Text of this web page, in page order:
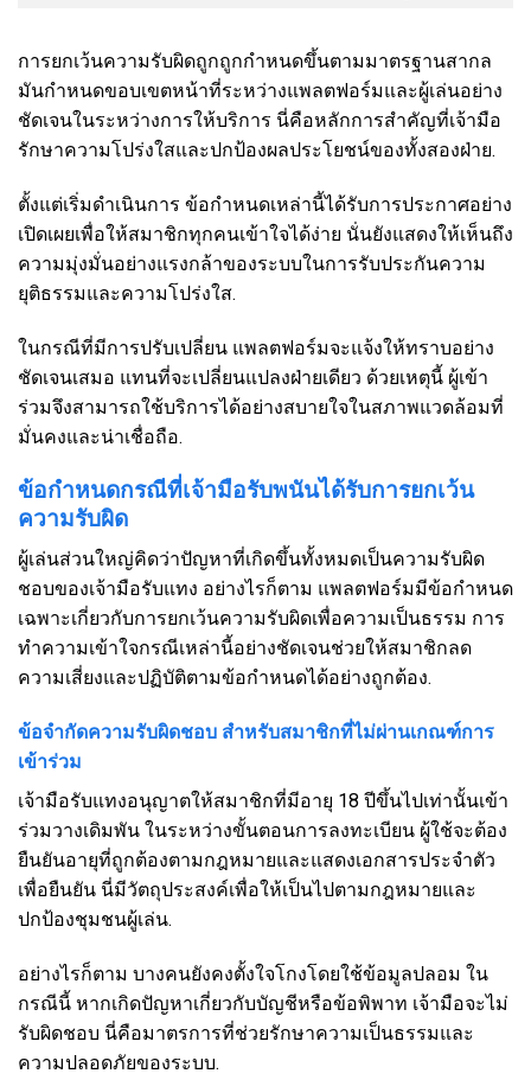
การยกเว้นความรับผิดถูกถูกกำหนดขึ้นตามมาตรฐานสากล
มันกำหนดขอบเขตหน้าที่ระหว่างแพลตฟอร์มและผู้เล่นอย่าง
ชัดเจนในระหว่างการให้บริการ นี่คือหลักการสำคัญที่เจ้ามือ
รักษาความโปร่งใสและปกป้องผลประโยชน์ของทั้งสองฝ่าย.
ตั้งแต่เริ่มดำเนินการ ข้อกำหนดเหล่านี้ได้รับการประกาศอย่าง
เปิดเผยเพื่อให้สมาชิกทุกคนเข้าใจได้ง่าย นั่นยังแสดงให้เห็นถึง
ความมุ่งมั่นอย่างแรงกล้าของระบบในการรับประกันความ
ยุติธรรมและความโปร่งใส.
ในกรณีที่มีการปรับเปลี่ยน แพลตฟอร์มจะแจ้งให้ทราบอย่าง
ชัดเจนเสมอ แทนที่จะเปลี่ยนแปลงฝ่ายเดียว ด้วยเหตุนี้ ผู้เข้า
ร่วมจึงสามารถใช้บริการได้อย่างสบายใจในสภาพแวดล้อมที่
มั่นคงและน่าเชื่อถือ.
ข้อกำหนดกรณีที่เจ้ามือรับพนันได้รับการยกเว้น
ความรับผิด
ผู้เล่นส่วนใหญ่คิดว่าปัญหาที่เกิดขึ้นทั้งหมดเป็นความรับผิด
ชอบของเจ้ามือรับแทง อย่างไรก็ตาม แพลตฟอร์มมีข้อกำหนด
เฉพาะเกี่ยวกับการยกเว้นความรับผิดเพื่อความเป็นธรรม การ
ทำความเข้าใจกรณีเหล่านี้อย่างชัดเจนช่วยให้สมาชิกลด
ความเสี่ยงและปฏิบัติตามข้อกำหนดได้อย่างถูกต้อง.
ข้อจำกัดความรับผิดชอบ สำหรับสมาชิกที่ไม่ผ่านเกณฑ์การ
เข้าร่วม
เจ้ามือรับแทงอนุญาตให้สมาชิกที่มีอายุ 18 ปีขึ้นไปเท่านั้นเข้า
ร่วมวางเดิมพัน ในระหว่างขั้นตอนการลงทะเบียน ผู้ใช้จะต้อง
ยืนยันอายุที่ถูกต้องตามกฎหมายและแสดงเอกสารประจำตัว
เพื่อยืนยัน นี่มีวัตถุประสงค์เพื่อให้เป็นไปตามกฎหมายและ
ปกป้องชุมชนผู้เล่น.
อย่างไรก็ตาม บางคนยังคงตั้งใจโกงโดยใช้ข้อมูลปลอม ใน
กรณีนี้ หากเกิดปัญหาเกี่ยวกับบัญชีหรือข้อพิพาท เจ้ามือจะไม่
รับผิดชอบ นี่คือมาตรการที่ช่วยรักษาความเป็นธรรมและ
ความปลอดภัยของระบบ.